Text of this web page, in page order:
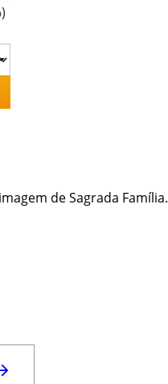
de Sagrada Família.